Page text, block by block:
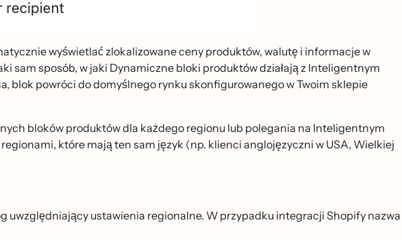
wyświetlać zlokalizowane ceny produktów, walutę i informacje w
sam sposób, w jaki Dynamiczne bloki produktów działają z Inteligentnym
blok powróci do domyślnego rynku skonfigurowanego w Twoim sklepie
bloków produktów dla każdego regionu lub polegania na Inteligentnym
które mają ten sam język (np. klienci anglojęzyczni w USA, Wielkiej
uwzględniający ustawienia regionalne. W przypadku integracji Shopify nazwa